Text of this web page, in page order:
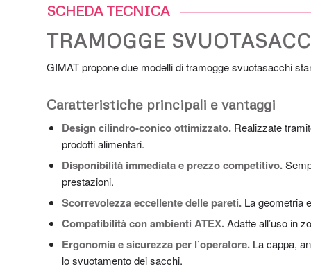
SCHEDA TECNICA
TRAMOGGE
GIMAT propone due modelli di tramogge svuotasacchi
Caratteristiche principali e vantaggi
Design cilindro-conico ottimizzato. Realizzate
prodotti alimentari.
Disponibilità immediata e prezzo competitivo.
prestazioni.
Scorrevolezza eccellente delle pareti. La geometria
Compatibilità con ambienti ATEX.Adatte all’uso in
Ergonomia e sicurezza per l’operatore. La cappa,
lo svuotamento dei sacchi.